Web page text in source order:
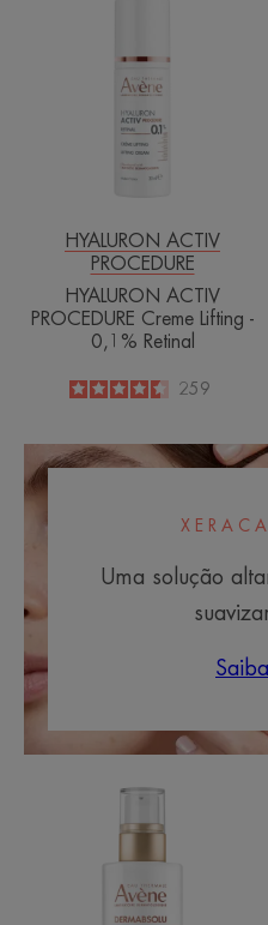
Creme
Lifting
-
0,1%
Retinal
HYALURON ACTIV
PROCEDURE
HYALURON ACTIV
PROCEDURE Creme Lifting -
0,1% Retinal
4.5
/
5
259
Uma solução
Remodelador